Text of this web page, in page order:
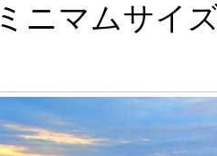
ミニマムサイ